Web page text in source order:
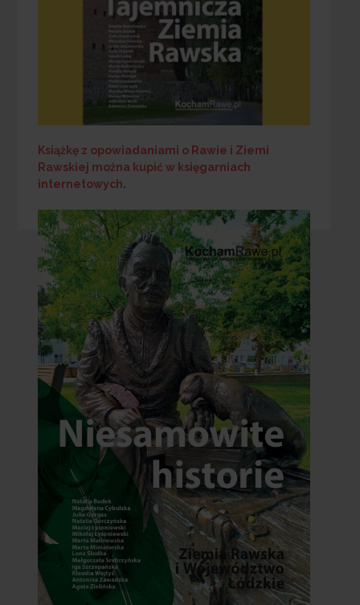
Książkę z opowiadaniami o Rawie i Ziemi
Rawskiej można kupić w księgarniach
internetowych.